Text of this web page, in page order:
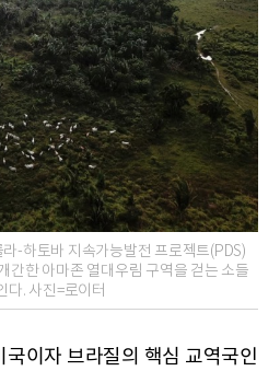
-하토바 지속가능발전 프로젝트(PDS)
간한 아마존 열대우림 구역을 걷는 소들
다. 사진=로이터
이자 브라질의 핵심 교역국인